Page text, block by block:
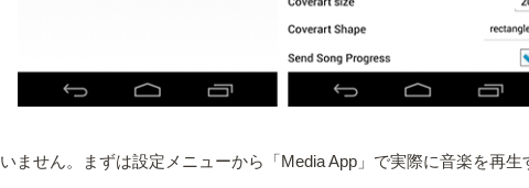
ません。まずは設定メニューから「Media App」で実際に音楽を再